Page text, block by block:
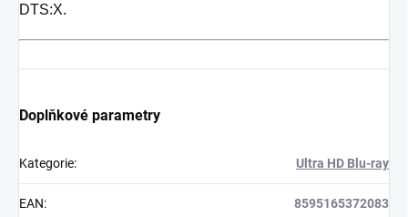
DTS:X.
Doplňkové parametry
Kategorie: Ultra HD Blu-ray
EAN: 8595165372083